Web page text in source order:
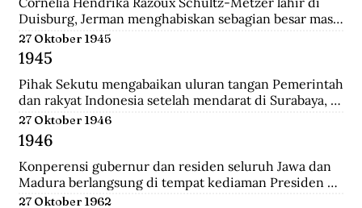
Duisburg, Jerman menghabiskan sebagian besar masa
kecilnya di Arnhem. Dia mengenyam pendidikan di
Kweekschool untuk menjadi guru. Keputusan
Pemerintah Kolonial untuk mengangkat Cornelia
sebagai anggota Dewan Rakyat memancing protes
para perempuan Indonesia.  Para perempuan
menginginkan seorang wakil perempuan Indonesia di
Volksraad. Tapi alih-alih memilih perempuan
Indonesia, pemerintah Belanda menunjuk seorang
perempuan Belanda yang aktif di organisasi
perempuan sayap IEV.
27 Oktober 1945
1945
Pihak Sekutu mengabaikan uluran tangan Pemerintah
dan rakyat Indonesia setelah mendarat di Surabaya,
dan menyerbu penjara Republik untuk membebaskan
perwira-perwira Sekutu dan pegawai RAPWI (Relief
of Allied Prisoners of War and Internees) yang
ditawan Republik.
27 Oktober 1946
1946
Konperensi gubernur dan residen seluruh Jawa dan
Madura berlangsung di tempat kediaman Presiden
Sukarno hari ini di Yogyakarta. Konperensi
27 Oktober 1962